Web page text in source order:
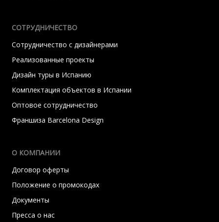
СОТРУДНИЧЕСТВО
Сотрудничество с дизайнерами
Реализованные проекты
Дизайн туры в Испанию
Комплектация объектов в Испании
Оптовое сотрудничество
Франшиза Barcelona Design
О КОМПАНИИ
Договор оферты
Положение о промокодах
Документы
Пресса о нас